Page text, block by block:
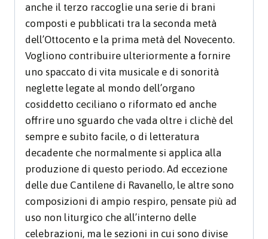
anche il terzo raccoglie una serie di brani
composti e pubblicati tra la seconda metà
dell’Ottocento e la prima metà del Novecento.
Vogliono contribuire ulteriormente a fornire
uno spaccato di vita musicale e di sonorità
neglette legate al mondo dell’organo
cosiddetto ceciliano o riformato ed anche
offrire uno sguardo che vada oltre i clichè del
sempre e subito facile, o di letteratura
decadente che normalmente si applica alla
produzione di questo periodo. Ad eccezione
delle due Cantilene di Ravanello, le altre sono
composizioni di ampio respiro, pensate più ad
uso non liturgico che all’interno delle
celebrazioni, ma le sezioni in cui sono divise